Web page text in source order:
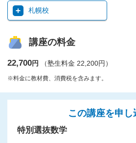
札幌校
講座の料金
22,700円 （塾生料金 22,200円）
※料金に教材費、消費税を含みます。
この講座を申し
特別選抜数学